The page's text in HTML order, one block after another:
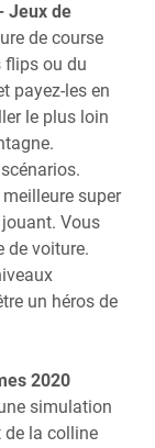
Jeux de
de course
flips ou du
payez-les en
le plus loin
super
Vous
de voiture.
un héros de
2020
simulation
de la colline